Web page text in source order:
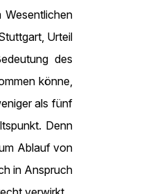
Urteil
des
könne,
als fünf
Denn
Ablauf von
in Anspruch